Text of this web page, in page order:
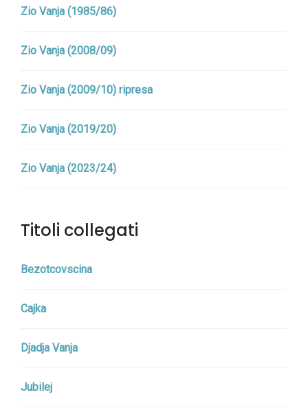
Zio Vanja (1985/86)
Zio Vanja (2008/09)
Zio Vanja (2009/10) ripresa
Zio Vanja (2019/20)
Zio Vanja (2023/24)
Titoli collegati
Bezotcovscina
Cajka
Djadja Vanja
Jubilej